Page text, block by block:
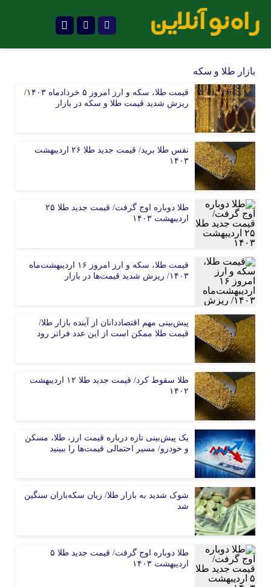
بازار طلا و سکه
قیمت طلا، سکه و ارز امروز ۵ خردادماه ۱۴۰۳/
ریزش شدید قیمت طلا و سکه در بازار
نفس طلا برید/ قیمت جدید طلا ۲۶ اردیبهشت
۱۴۰۳
طلا دوباره اوج گرفت/ قیمت جدید طلا ۲۵
اردیبهشت ۱۴۰۳
قیمت طلا، سکه و ارز امروز ۱۶ اردیبهشت‌ماه
۱۴۰۳/ ریزش شدید قیمت‌ها در بازار
پیش‌بینی مهم اقتصاددانان از آینده بازار طلا/
قیمت طلا ممکن است از این عدد فراتر رود
طلا سقوط کرد/ قیمت جدید طلا ۱۲ اردیبهشت
۱۴۰۲
یک پیش‌بینی تازه درباره قیمت ارز، طلا، مسکن
و خودرو/ مسیر احتمالی قیمت‌ها را ببینید
شوک شدید به بازار طلا/ زیان سکه‌بازان سنگین
شد
طلا دوباره اوج گرفت/ قیمت جدید طلا ۵
اردیبهشت ۱۴۰۳